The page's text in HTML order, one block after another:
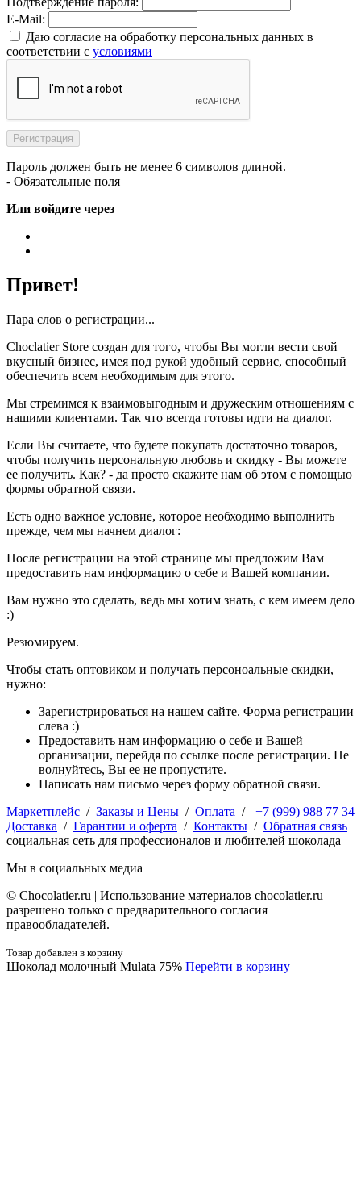
E-Mail:
Даю согласие на обработку персональных данных в
соответствии с условиями
Пароль должен быть не менее 6 символов длиной.
- Обязательные поля
Или войдите через
Привет!
Пара слов о регистрации...
Choclatier Store создан для того, чтобы Вы могли вести свой
вкусный бизнес, имея под рукой удобный сервис, способный
обеспечить всем необходимым для этого.
Мы стремимся к взаимовыгодным и дружеским отношениям с
нашими клиентами. Так что всегда готовы идти на диалог.
Если Вы считаете, что будете покупать достаточно товаров,
чтобы получить персональную любовь и скидку - Вы можете
ее получить. Как? - да просто скажите нам об этом с помощью
формы обратной связи.
Есть одно важное условие, которое необходимо выполнить
прежде, чем мы начнем диалог:
После регистрации на этой странице мы предложим Вам
предоставить нам информацию о себе и Вашей компании.
Вам нужно это сделать, ведь мы хотим знать, с кем имеем дело
:)
Резюмируем.
Чтобы стать оптовиком и получать персоноальные скидки,
нужно:
Зарегистрироваться на нашем сайте. Форма регистрации
слева :)
Предоставить нам информацию о себе и Вашей
организации, перейдя по ссылке после регистрации. Не
волнуйтесь, Вы ее не пропустите.
Написать нам письмо через форму обратной связи.
+7 (999) 988 77 34
Маркетплейс / Заказы и Цены / Оплата /
Доставка / Гарантии и оферта / Контакты / Обратная связь
социальная сеть для профессионалов и любителей шоколада
Мы в социальных медиа
© Сhocolatier.ru | Использование материалов chocolatier.ru
разрешено только с предварительного согласия
правообладателей.
Товар добавлен в корзину
Шоколад молочный Mulata 75% Перейти в корзину